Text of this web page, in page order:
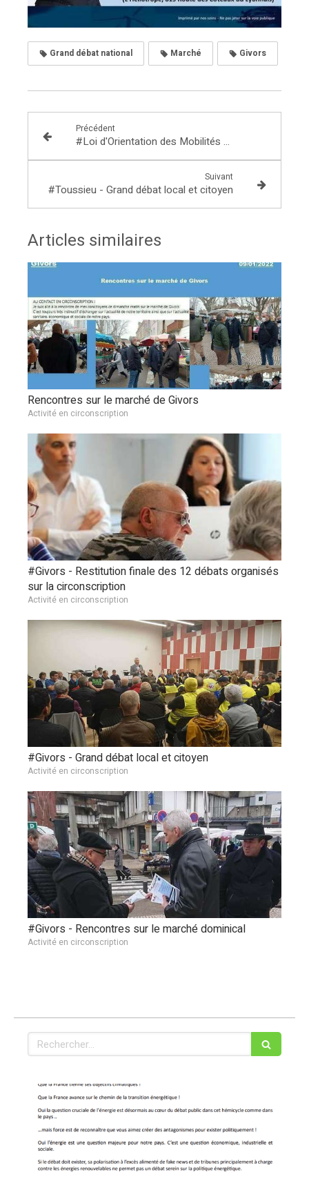
Grand débat national Marché Givors
Précédent
#Loi d'Orientation des Mobilités - Jean-Luc Fugit nommé rapporteur
Suivant
#Toussieu - Grand débat local et citoyen
Articles similaires
Rencontres sur le marché de Givors
Activité en circonscription
#Givors - Restitution finale des 12 débats organisés
sur la circonscription
Activité en circonscription
#Givors - Grand débat local et citoyen
Activité en circonscription
#Givors - Rencontres sur le marché dominical
Activité en circonscription
Rechercher